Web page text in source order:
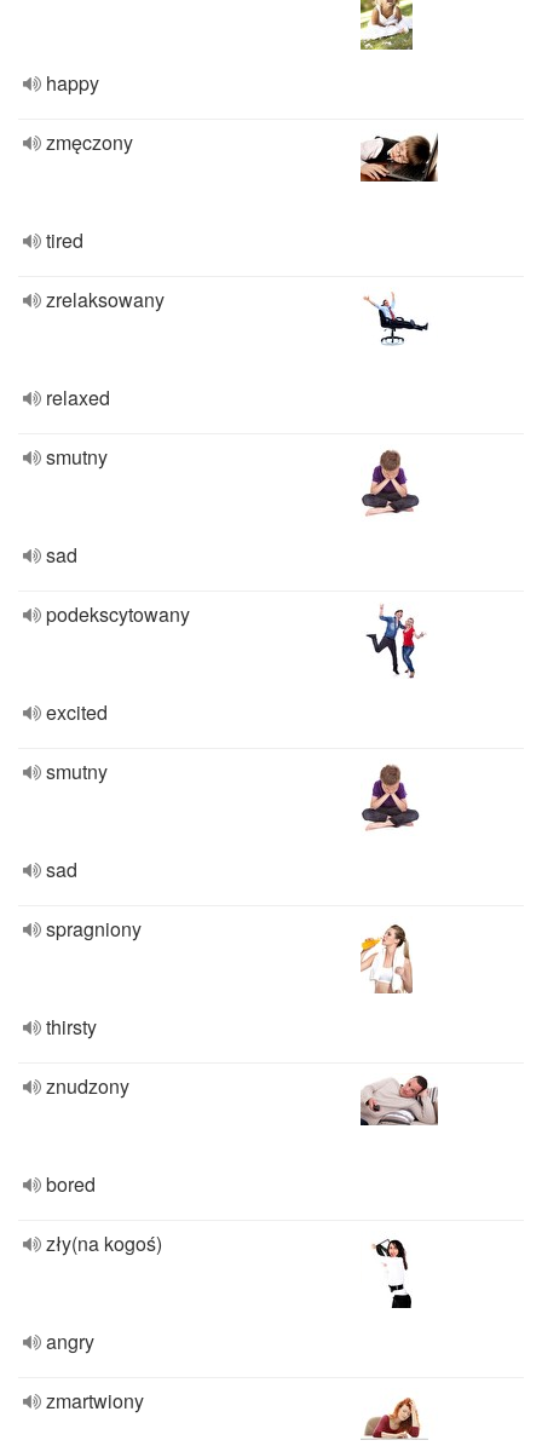
happy
zmęczony
tired
zrelaksowany
relaxed
smutny
sad
podekscytowany
excited
smutny
sad
spragniony
thirsty
znudzony
bored
zły(na kogoś)
angry
zmartwiony